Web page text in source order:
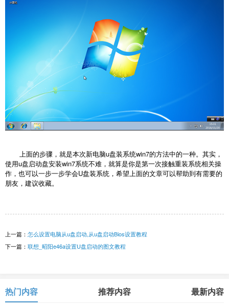
上面的步骤，就是本次新电脑u盘装系统win7的方法中的一种。其实，
使用u盘启动盘安装win7系统不难，就算是你是第一次接触重装系统相关操
作，也可以一步一步学会U盘装系统，希望上面的文章可以帮助到有需要的
朋友，建议收藏。
上一篇： 怎么设置电脑从u盘启动,从u盘启动Bios设置教程
下一篇： 联想_昭阳e46a设置U盘启动的图文教程
热门内容 推荐内容 最新内容